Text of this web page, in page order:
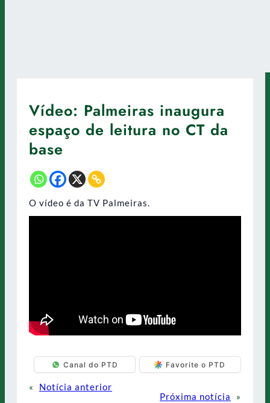
Vídeo: Palmeiras inaugura
espaço de leitura no CT da
base
O vídeo é da TV Palmeiras.
Canal do PTD Favorite o PTD
«
Notícia anterior
Próxima notícia
»